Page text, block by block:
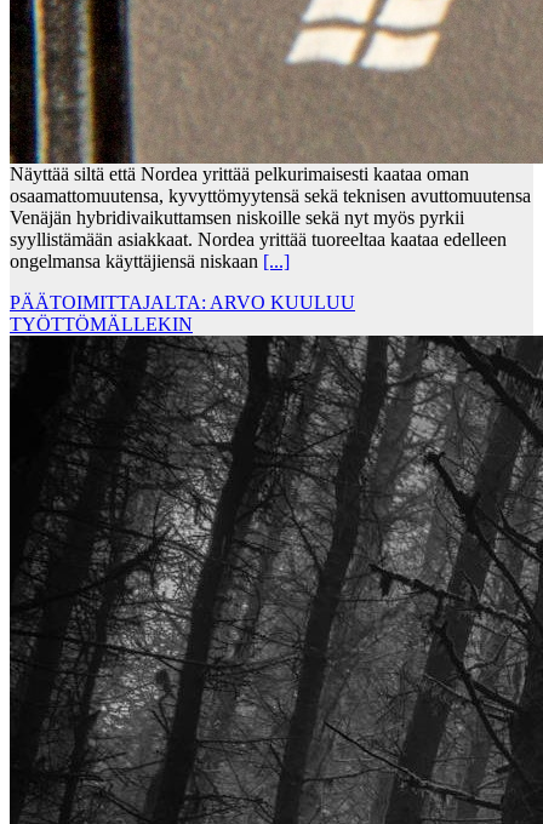
Näyttää siltä että Nordea yrittää pelkurimaisesti kaataa oman
osaamattomuutensa, kyvyttömyytensä sekä teknisen avuttomuutensa
Venäjän hybridivaikuttamsen niskoille sekä nyt myös pyrkii
syyllistämään asiakkaat. Nordea yrittää tuoreeltaa kaataa edelleen
ongelmansa käyttäjiensä niskaan [...]
PÄÄTOIMITTAJALTA: ARVO KUULUU
TYÖTTÖMÄLLEKIN